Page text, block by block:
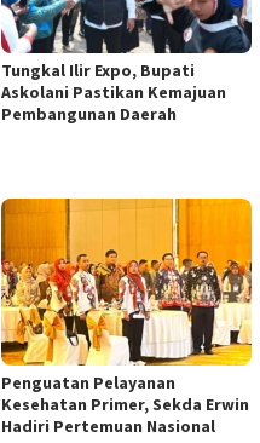
Tungkal Ilir Expo, Bupati
Askolani Pastikan Kemajuan
Pembangunan Daerah
Penguatan Pelayanan
Kesehatan Primer, Sekda Erwin
Hadiri Pertemuan Nasional